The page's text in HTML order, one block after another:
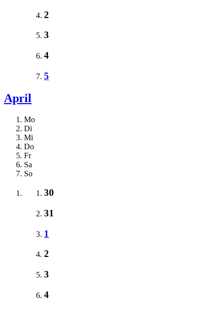
2
3
4
5
April
Mo
Di
Mi
Do
Fr
Sa
So
30
31
1
2
3
4